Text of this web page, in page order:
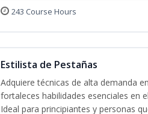
243 Course Hours
Estilista de Pestañas
Adquiere técnicas de alta demanda
fortaleces habilidades esenciales en
Ideal para principiantes y personas